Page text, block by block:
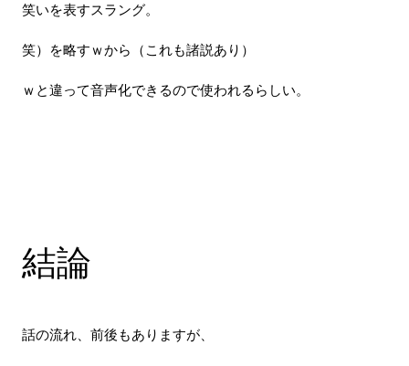
笑いを表すスラング。
笑）を略すｗから（これも諸説あり）
ｗと違って音声化できるので使われるらしい。
結論
話の流れ、前後もありますが、